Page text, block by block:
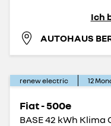
Ich
AUTOHAUS
renew electric 12
Fiat - 500e
BASE 42 kWh